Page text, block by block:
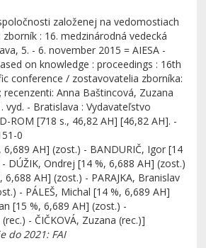
založenej na vedomostiach
: 16. medzinárodná vedecká
5. - 6. november 2015 = AIESA -
on knowledge : proceedings : 16th
conference / zostavovatelia zborníka:
recenzenti: Anna Baštincová, Zuzana
vyd. - Bratislava : Vydavateľstvo
ROM [718 s., 46,82 AH] [46,82 AH]. -
0
6,689 AH] (zost.) - BANDURIČ, Igor [14
DÚŽIK, Ondrej [14 %, 6,688 AH] (zost.)
6,688 AH] (zost.) - PARAJKA, Branislav
- PÁLEŠ, Michal [14 %, 6,689 AH]
[15 %, 6,689 AH] (zost.) -
- ČIČKOVÁ, Zuzana (rec.)]
do 2021: FAI